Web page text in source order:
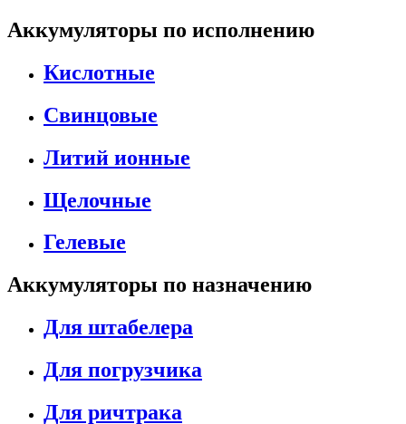
Аккумуляторы по исполнению
Кислотные
Свинцовые
Литий ионные
Щелочные
Гелевые
Аккумуляторы по назначению
Для штабелера
Для погрузчика
Для ричтрака